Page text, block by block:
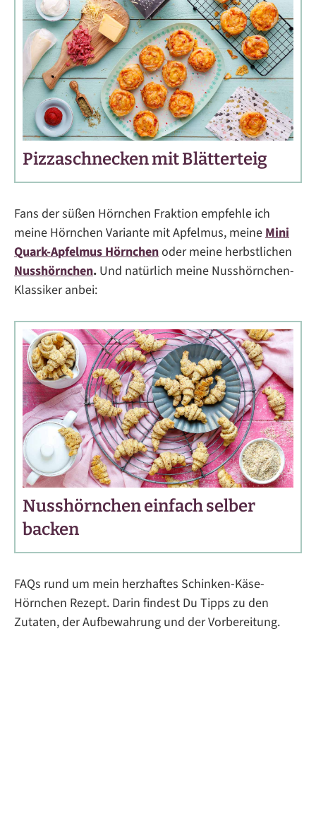
Pizzaschnecken mit Blätterteig
Fans der süßen Hörnchen Fraktion empfehle ich
meine Hörnchen Variante mit Apfelmus, meineMini
Quark-Apfelmus Hörnchenoder meine herbstlichen
Nusshörnchen. Und natürlich meine Nusshörnchen-
Klassiker anbei:
Nusshörnchen einfach selber
backen
FAQs rund um mein herzhaftes Schinken-Käse-
Hörnchen Rezept. Darin findest Du Tipps zu den
Zutaten, der Aufbewahrung und der Vorbereitung.